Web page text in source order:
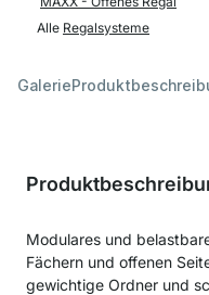
Alle Regalsysteme
Galerie
Modulares und
Fächern und offenen
gewichtige Ordner und